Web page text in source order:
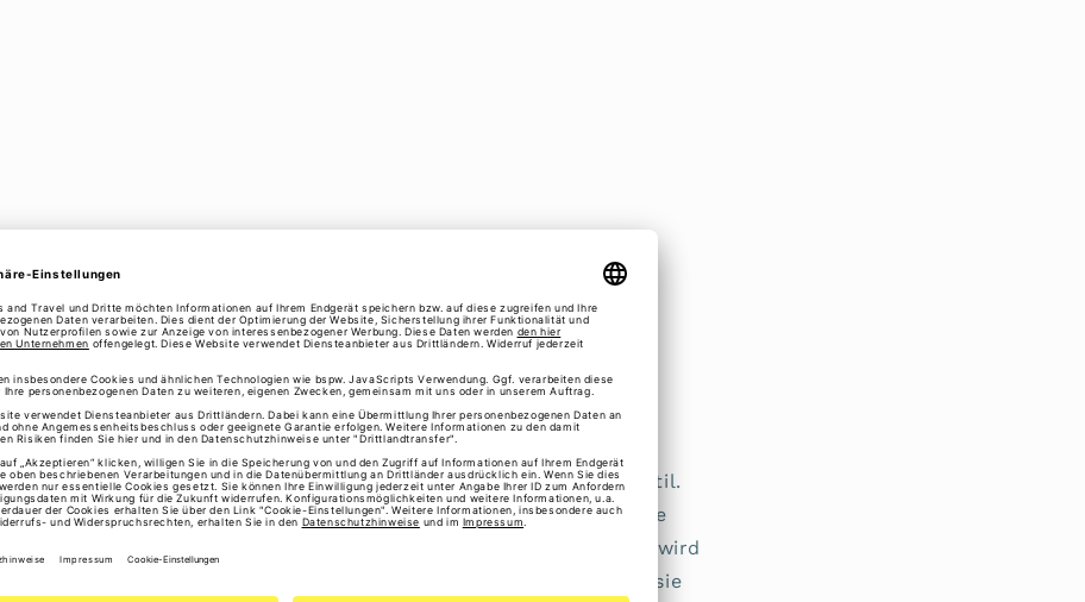
- Reisegepäck und
Franky, wo Innovation auf Design trifft und Funktionalität auf Stil.
Reisegepäcklösungen und Rucksacktrends, die durch ihre
durchdachten Designs überzeugen. Jedes Produkt von
wird
Fokus auf Langlebigkeit und Funktionalität gefertigt, wodurch sie